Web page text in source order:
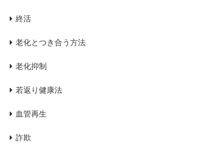
終活
老化とつき合う方法
老化抑制
若返り健康法
血管再生
詐欺